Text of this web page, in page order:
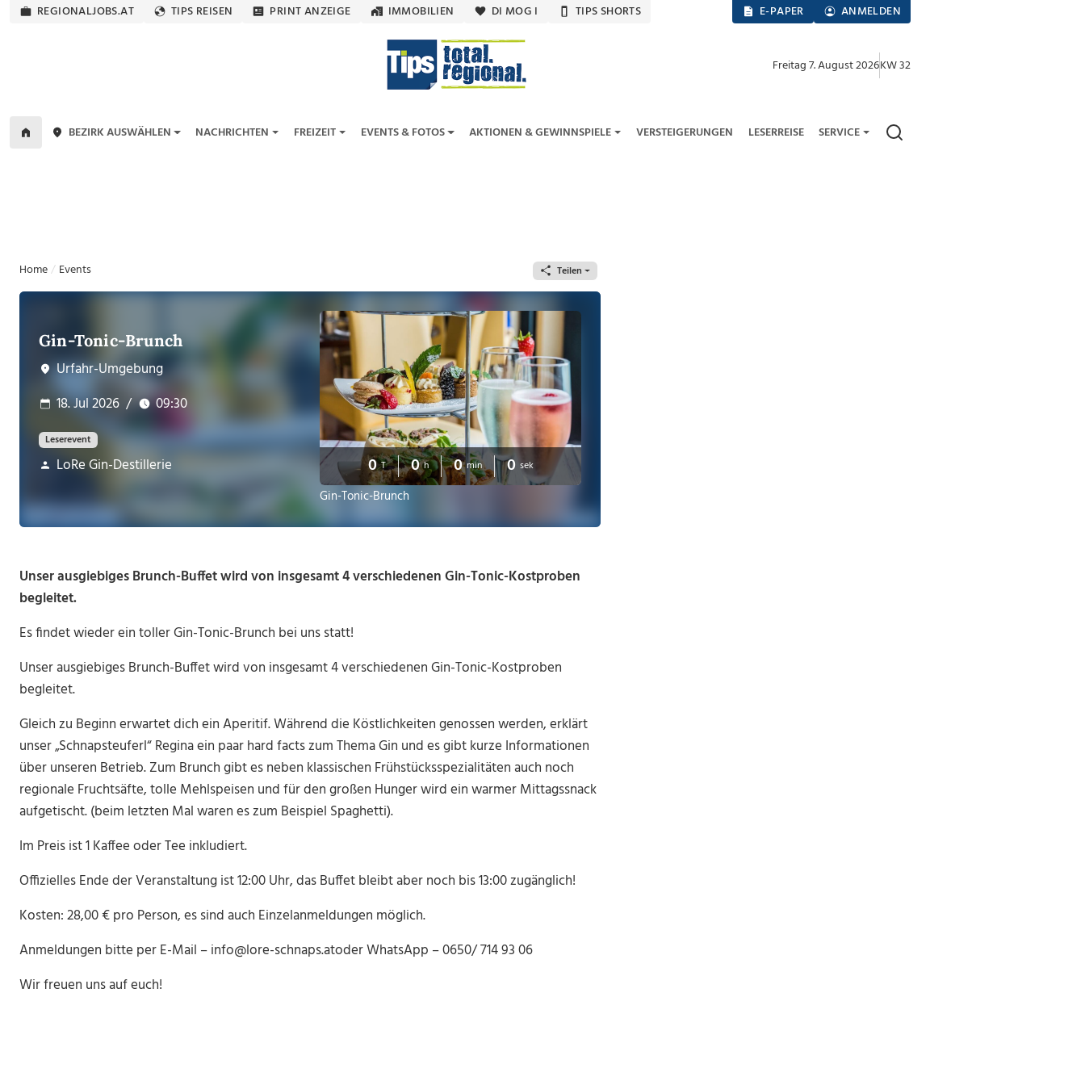
REGIONALJOBS.AT TIPS REISEN PRINT ANZEIGE IMMOBILIEN DI MOG I TIPS SHORTS E-PAPER ANMELDEN
Freitag 7. August 2026KW 32
BEZIRK AUSWÄHLEN NACHRICHTEN FREIZEIT EVENTS & FOTOS AKTIONEN & GEWINNSPIELE VERSTEIGERUNGEN LESERREISE SERVICE
Home Events Teilen
Gin-Tonic-Brunch
Urfahr-Umgebung
18. Jul 2026 / 09:30
Leserevent
LoRe Gin-Destillerie 0 T 0 h 0 min 0 sek
Gin-Tonic-Brunch
Unser ausgiebiges Brunch-Buffet wird von insgesamt 4 verschiedenen Gin-Tonic-Kostproben
begleitet.
Es findet wieder ein toller Gin-Tonic-Brunch bei uns statt!
Unser ausgiebiges Brunch-Buffet wird von insgesamt 4 verschiedenen Gin-Tonic-Kostproben
begleitet.
Gleich zu Beginn erwartet dich ein Aperitif. Während die Köstlichkeiten genossen werden, erklärt
unser „Schnapsteuferl“ Regina ein paar hard facts zum Thema Gin und es gibt kurze Informationen
über unseren Betrieb. Zum Brunch gibt es neben klassischen Frühstücksspezialitäten auch noch
regionale Fruchtsäfte, tolle Mehlspeisen und für den großen Hunger wird ein warmer Mittagssnack
aufgetischt. (beim letzten Mal waren es zum Beispiel Spaghetti).
Im Preis ist 1 Kaffee oder Tee inkludiert.
Offizielles Ende der Veranstaltung ist 12:00 Uhr, das Buffet bleibt aber noch bis 13:00 zugänglich!
Kosten: 28,00 € pro Person, es sind auch Einzelanmeldungen möglich.
Anmeldungen bitte per E-Mail – info@lore-schnaps.atoder WhatsApp – 0650/ 714 93 06
Wir freuen uns auf euch!